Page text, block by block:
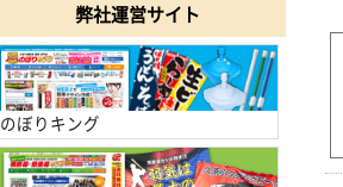
弊社運営サイト
のぼりキング